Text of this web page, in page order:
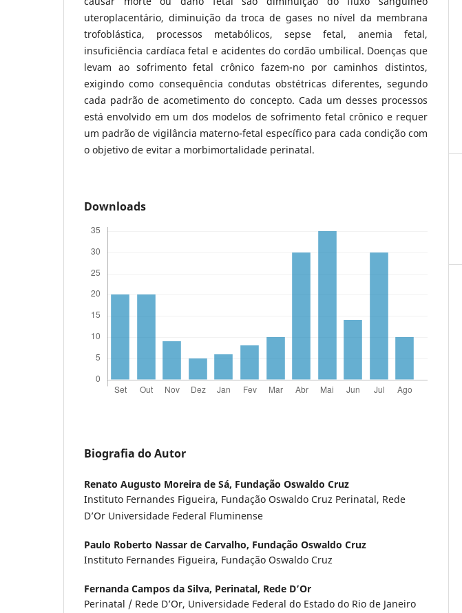
uteroplacentário, diminuição da troca de gases no nível da membrana
trofoblástica, processos metabólicos, sepse fetal, anemia fetal,
insuficiência cardíaca fetal e acidentes do cordão umbilical. Doenças que
levam ao sofrimento fetal crônico fazem-no por caminhos distintos,
exigindo como consequência condutas obstétricas diferentes, segundo
cada padrão de acometimento do concepto. Cada um desses processos
está envolvido em um dos modelos de sofrimento fetal crônico e requer
um padrão de vigilância materno-fetal específico para cada condição com
o objetivo de evitar a morbimortalidade perinatal.
Downloads
Biografia do Autor
Renato Augusto Moreira de Sá, Fundação Oswaldo Cruz
Instituto Fernandes Figueira, Fundação Oswaldo Cruz Perinatal, Rede
D’Or Universidade Federal Fluminense
Paulo Roberto Nassar de Carvalho, Fundação Oswaldo Cruz
Instituto Fernandes Figueira, Fundação Oswaldo Cruz
Fernanda Campos da Silva, Perinatal, Rede D’Or
Perinatal / Rede D’Or, Universidade Federal do Estado do Rio de Janeiro